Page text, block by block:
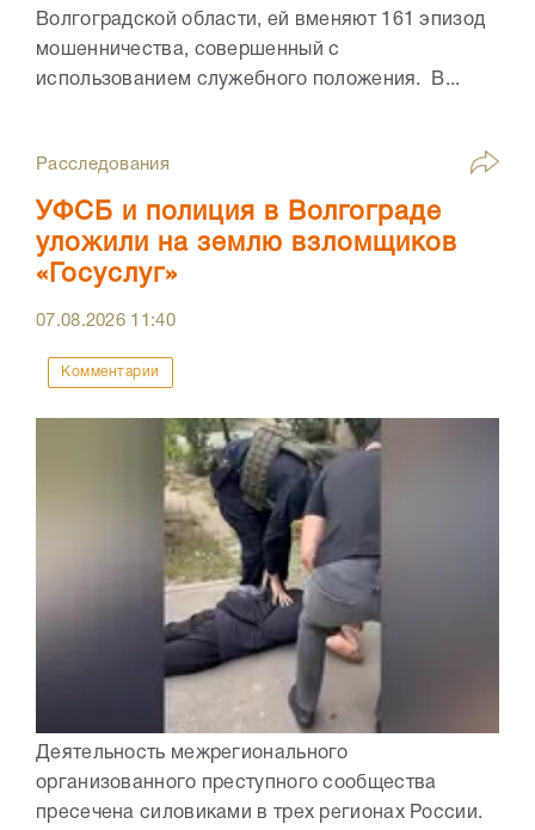
Волгоградской области, ей вменяют 161 эпизод
мошенничества, совершенный с
использованием служебного положения. В...
Расследования
УФСБ и полиция в Волгограде
уложили на землю взломщиков
«Госуслуг»
07.08.2026 11:40
Комментарии
Деятельность межрегионального
организованного преступного сообщества
пресечена силовиками в трех регионах России.